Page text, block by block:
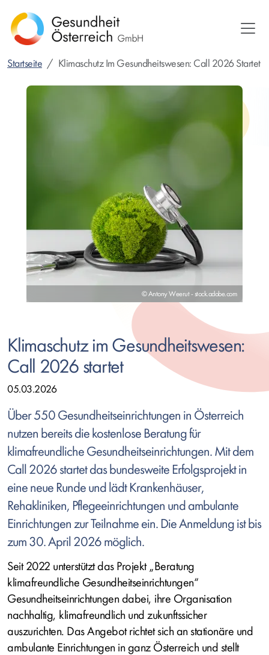
zum
Inhalt
Startseite Klimaschutz Im Gesundheitswesen: Call 2026 Startet
Klimaschutz im Gesundheitswesen:
Call 2026 startet
05.03.2026
Über 550 Gesundheitseinrichtungen in Österreich
nutzen bereits die kostenlose Beratung für
klimafreundliche Gesundheitseinrichtungen. Mit dem
Call 2026 startet das bundesweite Erfolgsprojekt in
eine neue Runde und lädt Krankenhäuser,
Rehakliniken, Pflegeeinrichtungen und ambulante
Einrichtungen zur Teilnahme ein. Die Anmeldung ist bis
zum 30. April 2026 möglich.
Seit 2022 unterstützt das Projekt „Beratung
klimafreundliche Gesundheitseinrichtungen“
Gesundheitseinrichtungen dabei, ihre Organisation
nachhaltig, klimafreundlich und zukunftssicher
auszurichten. Das Angebot richtet sich an stationäre und
ambulante Einrichtungen in ganz Österreich und stellt
© Antony Weerut - stock.adobe.com